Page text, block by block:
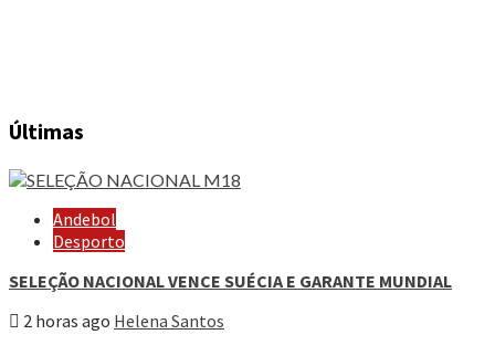
Últimas
Andebol
Desporto
SELEÇÃO NACIONAL VENCE SUÉCIA E GARANTE MUNDIAL
2 horas ago Helena Santos